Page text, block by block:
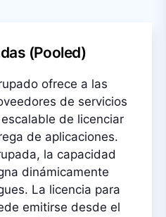
(Pooled)
ofrece a las
de servicios
de licenciar
de aplicaciones.
la capacidad
dinámicamente
La licencia para
emitirse desde el